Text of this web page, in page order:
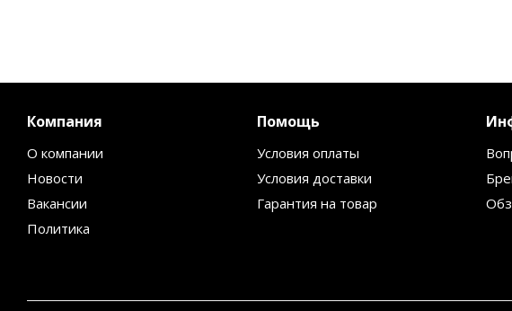
Компания
О компании
Новости
Вакансии
Политика
Помощь
Условия оплаты
Условия доставки
Гарантия на товар